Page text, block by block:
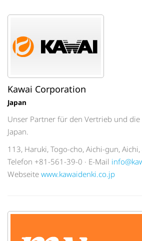
Kawai Corporation
Japan
Unser Partner für den Vertrieb und
Japan.
113, Haruki, Togo-cho, Aichi-gun,
Telefon +81-561-39-0 · E-Mail
Webseite www.kawaidenki.co.jp